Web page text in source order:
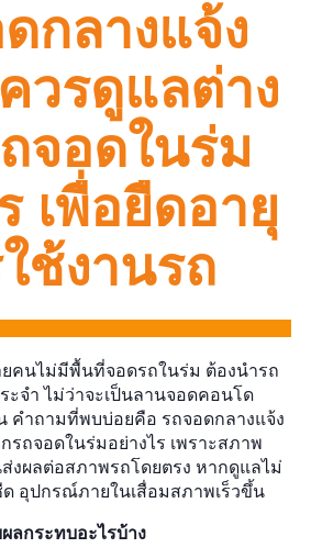
กลางแจ้ง
วรดูแลต่าง
จอดในร่ม
เพื่อยืดอายุ
ช้งานรถ
คนไม่มีพื้นที่จอดรถในร่ม ต้องนำรถ
ะจำ ไม่ว่าจะเป็นลานจอดคอนโด
คำถามที่พบบ่อยคือ รถจอดกลางแจ้ง
รถจอดในร่มอย่างไร เพราะสภาพ
งผลต่อสภาพรถโดยตรง หากดูแลไม่
อุปกรณ์ภายในเสื่อมสภาพเร็วขึ้น
ลกระทบอะไรบ้าง